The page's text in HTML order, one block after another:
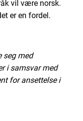
vil være norsk.
er en fordel.
seg med
i samsvar med
for ansettelse i